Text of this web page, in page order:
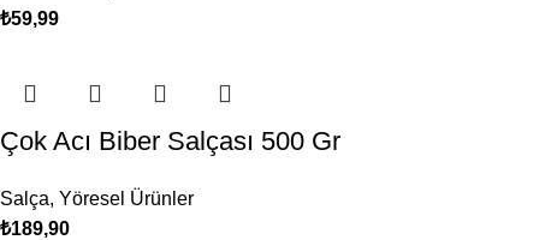
₺59,99
Çok Acı Biber Salçası 500 Gr
Salça, Yöresel Ürünler
₺189,90